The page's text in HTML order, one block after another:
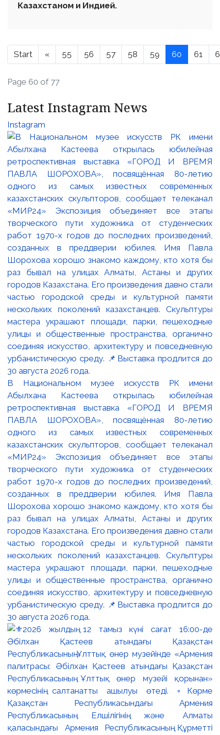
Казахстаном и Индией.
Start « 55 56 57 58 59 60 61
Page 60 of 77
Latest Instagram News
Instagram
В Национальном музее искусств РК имени
Абылхана Кастеева открылась юбилейная
ретроспективная выставка «ГОРОД И ВРЕМЯ
ПАВЛА ШОРОХОВА», посвящённая 80-летию
одного из самых известных современных
казахстанских скульпторов, сообщает телеканал
«МИР24» Экспозиция объединяет все этапы
творческого пути художника от студенческих
работ 1970-х годов до последних произведений,
созданных в преддверии юбилея. Имя Павла
Шорохова хорошо знакомо каждому, кто хотя бы
раз бывал на улицах Алматы, Астаны и других
городов Казахстана. Его произведения давно стали
частью городской среды и культурной памяти
нескольких поколений казахстанцев. Скульптуры
мастера украшают площади, парки, пешеходные
улицы и общественные пространства, органично
соединяя искусство, архитектуру и повседневную
урбанистическую среду. 📌Выставка продлится до
30 августа 2026 года.